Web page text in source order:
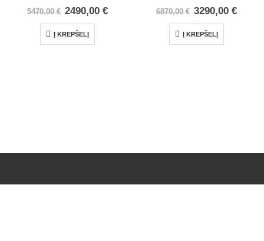
5470,00€ 2490,00€
Į KREPŠELĮ
6870,00€ 3290,00€
Į KREPŠELĮ